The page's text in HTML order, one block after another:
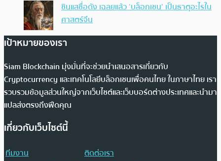
ซินแสชื่อดัง เฉลยแล้ว ‘บล็อกเชน’ เป็นธาตุอะไรใน
ศาสตร์จีน
เป้าหมายของเรา
Siam Blockchain มุ่งมั่นที่จะช่วยนำเสนอสารเกี่ยวกับ
Cryptocurrency และเทคโนโลยีบล็อกเชนเพื่อคนไทย ในภาษาไทย เรา
รวบรวมข้อมูลส่วนใหญ่จากเว็บไซต์และเว็บบอร์ดต่างประเทศและนำมา
แปลส่งตรงถึงฟีดคุณ
เกี่ยวกับเว็บไซต์นี้
ทีมงาน
ติดต่อเรา